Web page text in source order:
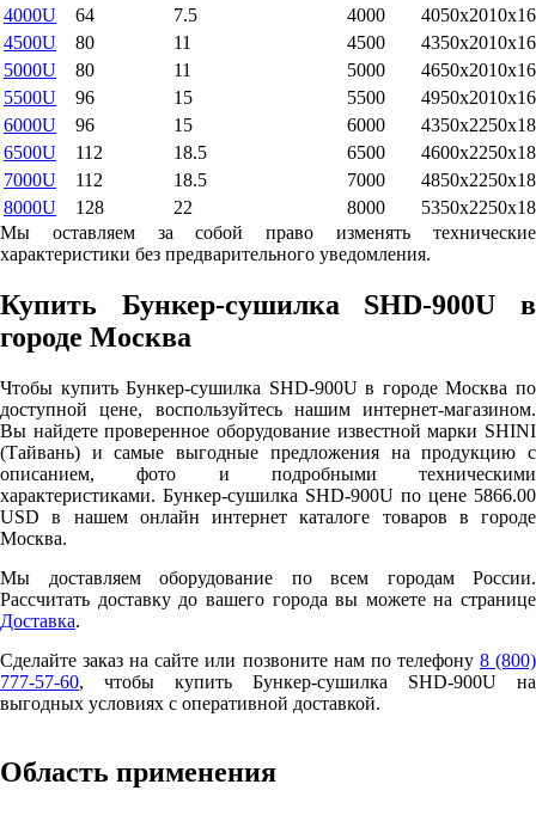
4000U
64 7.5 4000
4500U
80 11 4500
5000U
80 11 5000
5500U
96 15 5500
6000U
96 15 6000
6500U
112 18.5 6500
7000U
112 18.5 7000
8000U
128 22 8000
Мы оставляем за собой право изменять технические
характеристики без предварительного уведомления.
Купить Бункер-сушилка SHD-900U в
городе Москва
Чтобы купить Бункер-сушилка SHD-900U в городе Москва по
доступной цене, воспользуйтесь нашим интернет-магазином.
Вы найдете проверенное оборудование известной марки SHINI
(Тайвань) и самые выгодные предложения на продукцию с
описанием, фото и подробными техническими
характеристиками. Бункер-сушилка SHD-900U по цене 5866.00
USD в нашем онлайн интернет каталоге товаров в городе
Москва.
Мы доставляем оборудование по всем городам России.
Рассчитать доставку до вашего города вы можете на странице
Доставка.
Сделайте заказ на сайте или позвоните нам по телефону 8 (800)
777-57-60, чтобы купить Бункер-сушилка SHD-900U на
выгодных условиях с оперативной доставкой.
Область применения